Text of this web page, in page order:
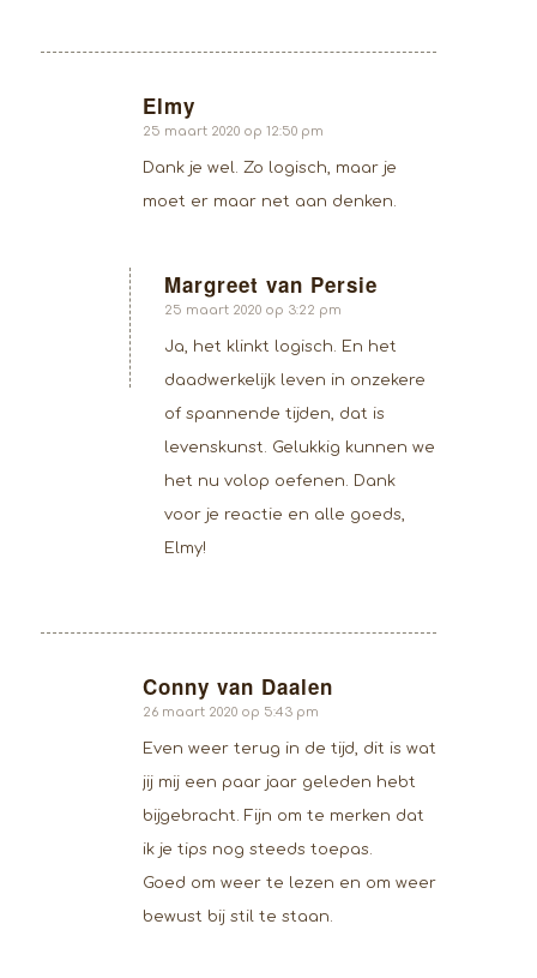
Elmy
zegt:
25 maart 2020 op 12:50 pm
Dank je wel. Zo logisch, maar je
moet er maar net aan denken.
Margreet van Persie
zegt:
25 maart 2020 op 3:22 pm
Ja, het klinkt logisch. En het
daadwerkelijk leven in onzekere
of spannende tijden, dat is
levenskunst. Gelukkig kunnen we
het nu volop oefenen. Dank
voor je reactie en alle goeds,
Elmy!
Conny van Daalen
zegt:
26 maart 2020 op 5:43 pm
Even weer terug in de tijd, dit is wat
jij mij een paar jaar geleden hebt
bijgebracht. Fijn om te merken dat
ik je tips nog steeds toepas.
Goed om weer te lezen en om weer
bewust bij stil te staan.